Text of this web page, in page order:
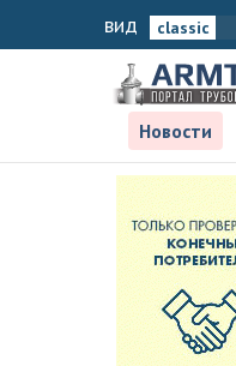
вид
Новости